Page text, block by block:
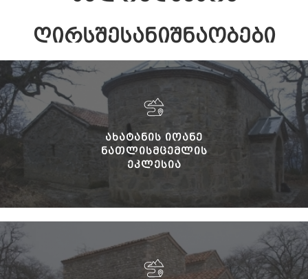
ᲦᲘᲠᲡᲨᲔᲡᲐᲜᲘᲨᲜᲐᲝᲑᲔᲑᲘ
ᲐᲮᲐᲢᲐᲜᲘᲡ ᲘᲝᲐᲜᲔ
ᲜᲐᲗᲚᲘᲡᲛᲪᲔᲛᲚᲘᲡ
ᲔᲙᲚᲔᲡᲘᲐ